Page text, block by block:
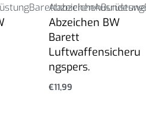
Barettabzeichen
AbzeichenAusrüstung
Abzeichen BW
Barett
Luftwaffensicheru
ngspers.
€11,99